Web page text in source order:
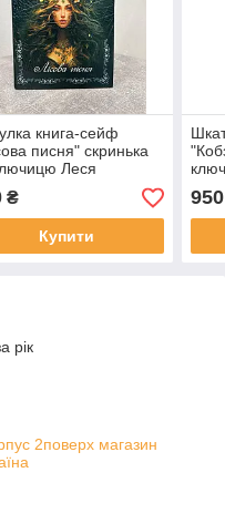
книга-сейф
писня" скринька
Леся
Подарунок
скринька сейф
₴
Купити
950
рік
2поверх магазин